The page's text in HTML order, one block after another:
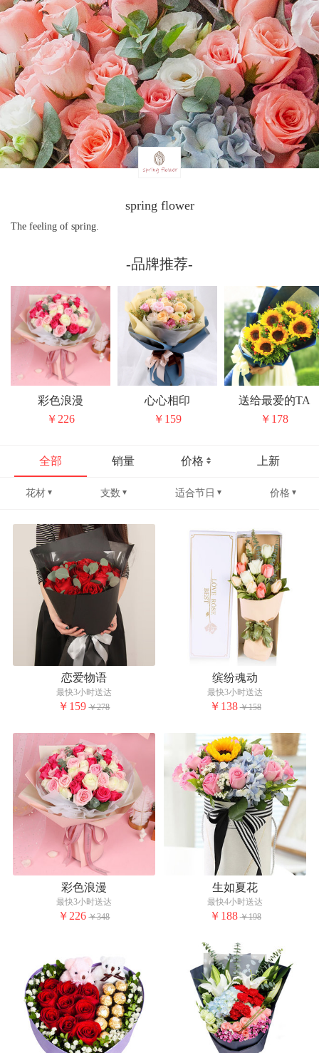
spring flower
The feeling of spring.
-品牌推荐-
彩色浪漫
￥226
心心相印
￥159
送给最爱的TA
￥178
全部 销量 价格 上新
花材 支数 适合节日 价格
恋爱物语
最快3小时送达
￥159 ￥278
缤纷魂动
最快3小时送达
￥138 ￥158
彩色浪漫
最快3小时送达
￥226 ￥348
生如夏花
最快4小时送达
￥188 ￥198